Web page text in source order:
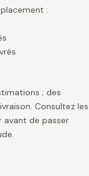
:
; des
Consultez les
avant de passer